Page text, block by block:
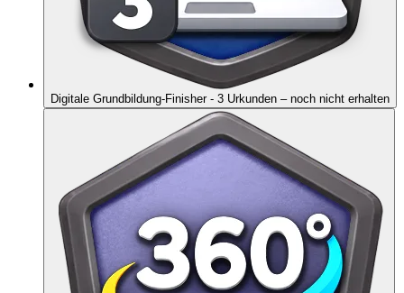
Digitale Grundbildung-Finisher - 3 Urkunden – noch nicht erhalten